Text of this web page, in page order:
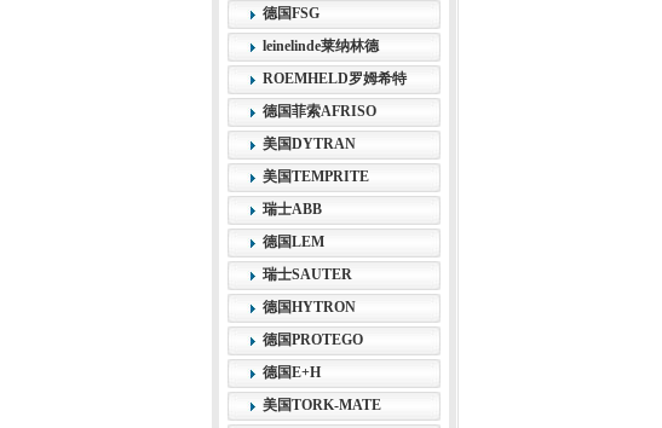
德国FSG
leinelinde莱纳林德
ROEMHELD罗姆希特
德国菲索AFRISO
美国DYTRAN
美国TEMPRITE
瑞士ABB
德国LEM
瑞士SAUTER
德国HYTRON
德国PROTEGO
德国E+H
美国TORK-MATE